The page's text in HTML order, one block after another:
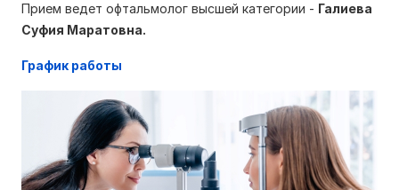
Прием ведет офтальмолог высшей категории - Галиева
Суфия Маратовна.
График работы